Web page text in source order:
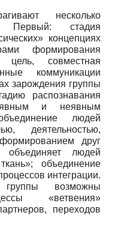
несколько
Первый: стадия
концепциях
формирования
совместная
коммуникации
зарождения группы
распознавания
и неявным
людей
деятельностью,
друг
людей
объединение
интеграции.
возможны
«ветвения»
переходов